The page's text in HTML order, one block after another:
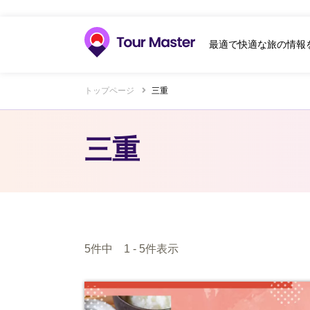
最適で快適な旅の情報
トップページ 三重
三重
5件中 1 - 5件表示